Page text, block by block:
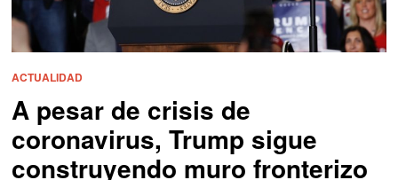
ACTUALIDAD
A pesar de crisis de
coronavirus, Trump sigue
construyendo muro fronterizo